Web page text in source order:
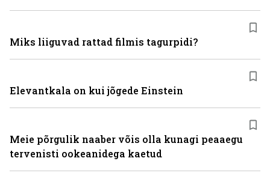
Miks liiguvad rattad filmis tagurpidi?
Elevantkala on kui jõgede Einstein
Meie põrgulik naaber võis olla kunagi peaaegu
tervenisti ookeanidega kaetud